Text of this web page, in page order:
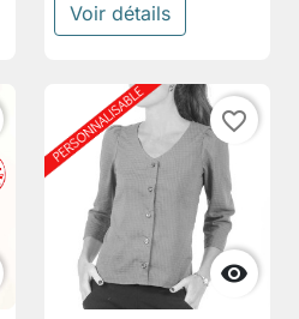
Voir détails

favorite_border